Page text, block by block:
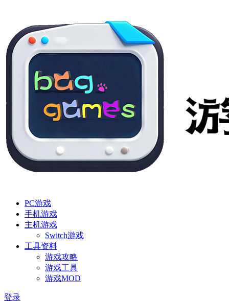
PC游戏
手机游戏
主机游戏
Switch游戏
工具资料
游戏攻略
游戏工具
游戏MOD
登录